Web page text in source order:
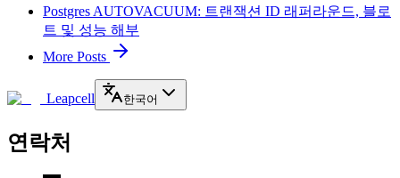
Postgres AUTOVACUUM: 트랜잭션 ID 래퍼라운드, 블로
트 및 성능 해부
More Posts
Leapcell 한국어
연락처